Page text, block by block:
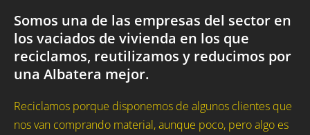
Somos una de las empresas del sector en
los vaciados de vivienda en los que
reciclamos, reutilizamos y reducimos por
una Albatera mejor.
Reciclamos porque disponemos de algunos clientes que
nos van comprando material, aunque poco, pero algo es